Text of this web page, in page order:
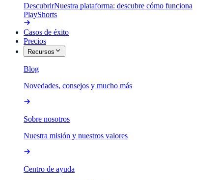
DescubrirNuestra plataforma: descubre cómo funciona
PlayShorts
Casos de éxito
Precios
Recursos
Blog
Novedades, consejos y mucho más
Sobre nosotros
Nuestra misión y nuestros valores
Centro de ayuda